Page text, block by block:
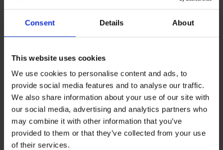
Consent Details About
This website uses cookies
We use cookies to personalise content and ads, to
provide social media features and to analyse our traffic.
We also share information about your use of our site with
our social media, advertising and analytics partners who
may combine it with other information that you’ve
provided to them or that they’ve collected from your use
of their services.
Sale -50%
4,8
Legging Emily gewatteerd,
corrigerend
Korting
18,00 € Oorspronkelijke prijs
Sale -70%
4,5
Legging Justine corrigerend
Korting
13,50 € Oorspronkelijke prijs
44,99 €